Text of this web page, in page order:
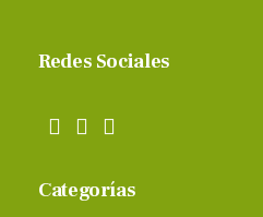
Redes Sociales
Categorías